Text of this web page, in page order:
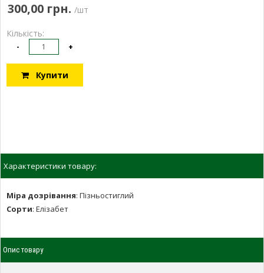
300,00 грн. /шт
Кількість:
- +
Купити
Характеристики товару:
Міра дозрівання: Пізньостиглий
Сорти: Елізабет
Опис товару